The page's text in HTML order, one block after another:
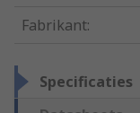
Fabrikant:
Specificaties